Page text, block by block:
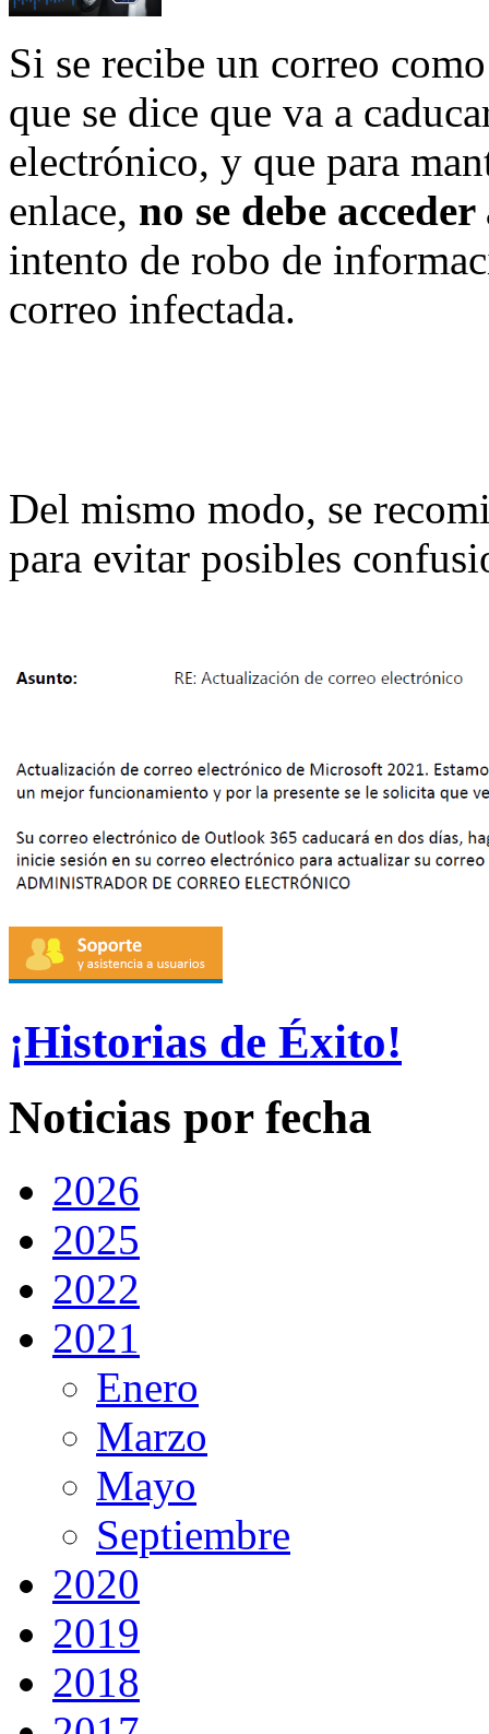
Si se recibe un correo
que se dice que va a
electrónico, y que para
enlace, no se debe acceder
intento de robo de
correo infectada.
Del mismo modo, se
para evitar posibles
¡Historias de Éxito!
Noticias por fecha
2026
2025
2022
2021
Enero
Marzo
Mayo
Septiembre
2020
2019
2018